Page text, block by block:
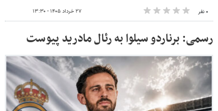
۰ نفر ۲۷ خرداد ۱۴۰۵ - ۱۳:۳۰
رسمی: برناردو سیلوا به رئال مادرید پیوست